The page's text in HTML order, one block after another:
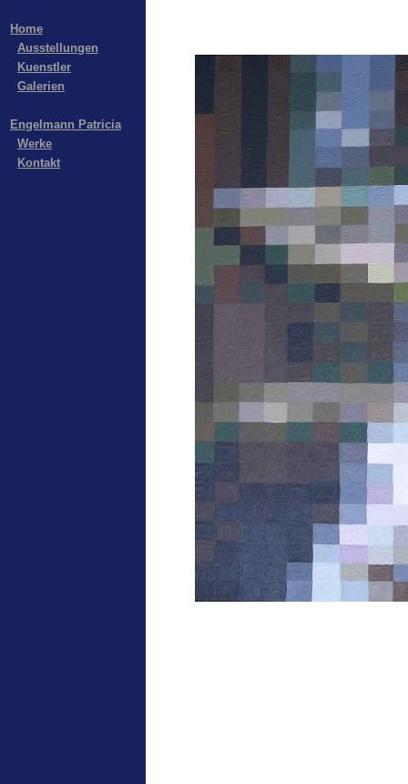
Home
Ausstellungen
Kuenstler
Galerien
Engelmann Patricia
Werke
Kontakt